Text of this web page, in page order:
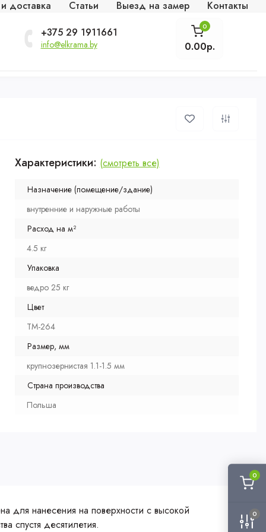
0
0
доставка Статьи Выезд на замер
Контакты
+375 29 1911661
info@elkrama.by
0
0.00р.
Характеристики: (смотреть все)
Назначение (помещение/здание)
внутренние и наружные работы
Расход на м²
4.5 кг
Упаковка
ведро 25 кг
Цвет
TM-264
Размер, мм
крупнозернистая 1.1-1.5 мм
Страна производства
Польша
для нанесения на поверхности с высокой
спустя десятилетия.